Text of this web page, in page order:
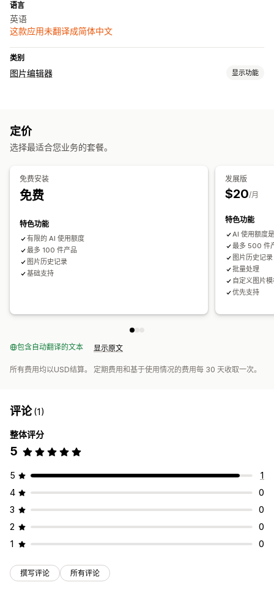
语言
英语
这款应用未翻译成简体中文
类别
图片编辑器 显示功能
定价
选择最适合您业务的套餐。
免费安装
免费
特色功能
有限的 AI 使用额度
最多 100 件产品
图片历史记录
基础支持
发展版
$20/月
特色功能
AI 使用额度
最多 500 件
图片历史记录
批量处理
自定义图片
优先支持
包含自动翻译的文本 显示原文
所有费用均以USD结算。 定期费用和基于使用情况的费用每 30 天收取一次。
评论(1)
整体评分
5
5
1
4
0
3
0
2
0
1
0
撰写评论 所有评论